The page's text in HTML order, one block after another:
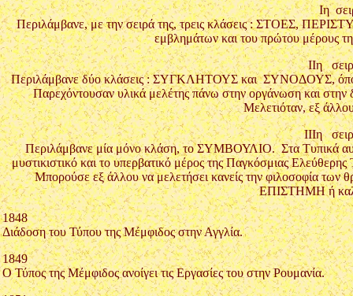
Ιη
Περιλάμβανε, με την σειρά της, τρεις κλάσεις : ΣΤΟΕΣ,
εμβλημάτων και του πρώτου μέρους
ΙΙη
Περιλάμβανε δύο κλάσεις : ΣΥΓΚΛΗΤΟΥΣ και ΣΥΝΟΔΟΥΣ, όπου
Παρεχόντουσαν υλικά μελέτης πάνω στην οργάνωση και
Μελετιόταν, εξ
ΙΙΙη
Περιλάμβανε μία μόνο κλάση, το ΣΥΜΒΟΥΛΙΟ. Στα Τυπικά
μυστικιστικό και το υπερβατικό μέρος της Παγκόσμιας
Μπορούσε εξ άλλου να μελετήσει κανείς την φιλοσοφία
ΕΠΙΣΤΗΜΗ ή
1848
Διάδοση του Τύπου της Μέμφιδος στην Αγγλία.
1849
Ο Τύπος της Μέμφιδος ανοίγει τις Εργασίες του στην Ρουμανία.